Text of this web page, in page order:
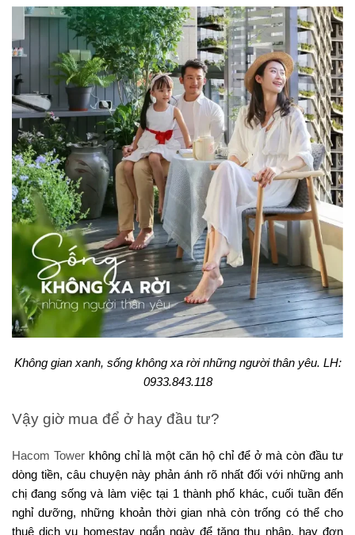
Không gian xanh, sống không xa rời những người thân yêu. LH:
0933.843.118
Vậy giờ mua để ở hay đầu tư?
Hacom Towerkhông chỉ là một căn hộ chỉ để ở mà còn đầu tư
dòng tiền, câu chuyện này phản ánh rõ nhất đối với những anh
chị đang sống và làm việc tại 1 thành phố khác, cuối tuần đến
nghỉ dưỡng, những khoản thời gian nhà còn trống có thể cho
thuê dịch vụ homestay ngắn ngày để tăng thu nhập, hay đơn